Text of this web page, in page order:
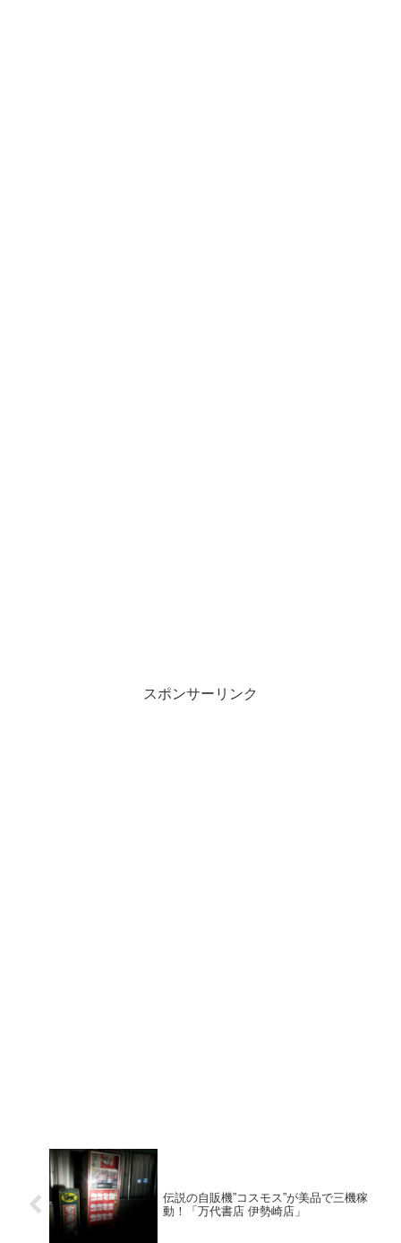
スポンサーリンク
伝説の自販機”コスモス”が美品で三機稼
動！「万代書店 伊勢崎店」